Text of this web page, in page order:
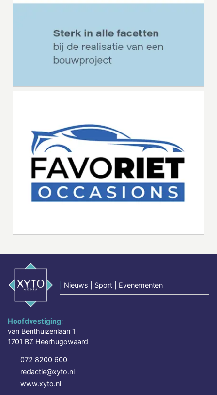
Nieuws | Sport | Evenementen
Hoofdvestiging:
van Benthuizenlaan 1
1701 BZ Heerhugowaard
072 8200 600
redactie@xyto.nl
www.xyto.nl